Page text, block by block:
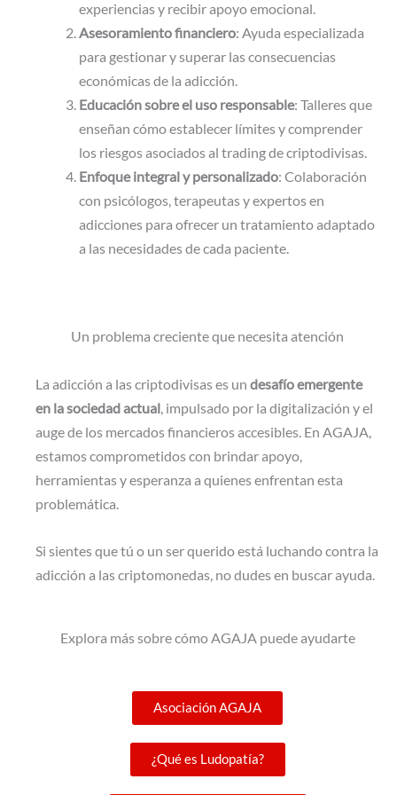
experiencias y recibir apoyo emocional.
Asesoramiento financiero: Ayuda especializada
para gestionar y superar las consecuencias
económicas de la adicción.
Educación sobre el uso responsable: Talleres que
enseñan cómo establecer límites y comprender
los riesgos asociados al trading de criptodivisas.
Enfoque integral y personalizado: Colaboración
con psicólogos, terapeutas y expertos en
adicciones para ofrecer un tratamiento adaptado
a las necesidades de cada paciente.
Un problema creciente que necesita atención
La adicción a las criptodivisas es un desafío emergente
en la sociedad actual, impulsado por la digitalización y el
auge de los mercados financieros accesibles. En AGAJA,
estamos comprometidos con brindar apoyo,
herramientas y esperanza a quienes enfrentan esta
problemática.
Si sientes que tú o un ser querido está luchando contra la
adicción a las criptomonedas, no dudes en buscar ayuda.
Explora más sobre cómo AGAJA puede ayudarte
Asociación AGAJA
¿Qué es Ludopatía?